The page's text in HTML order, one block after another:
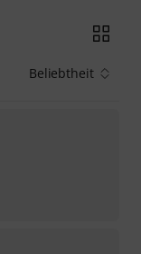
Beliebtheit